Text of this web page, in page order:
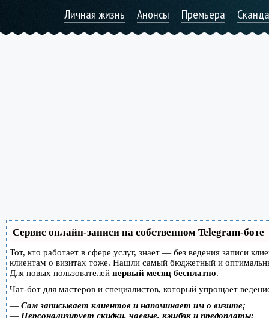
Личная жизнь Анонсы Премьера
Сервис онлайн-записи на собственном Telegram-боте
Тот, кто работает в сфере услуг, знает — без ведения записи
клиентам о визитах тоже. Нашли самый бюджетный и
Для новых пользователей первый месяц бесплатно.
Чат-бот для мастеров и специалистов, который упрощает
— Сам записывает клиентов и напоминает им о визите;
— Персонализирует скидки, чаевые, кэшбэк и предоплаты;